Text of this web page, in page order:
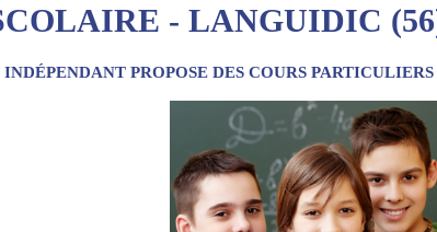
- LANGUIDIC
PROPOSE DES COURS